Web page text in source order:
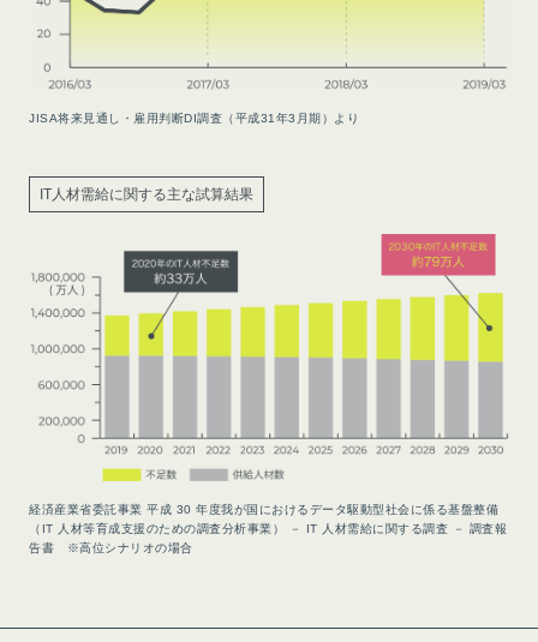
JISA将来見通し・雇用判断DI調査（平成31年3月期）より
IT人材需給に関する主な試算結果
経済産業省委託事業 平成 30 年度我が国におけるデータ駆動型社会に係る基盤整備
（IT 人材等育成支援のための調査分析事業） － IT 人材需給に関する調査 － 調査報
告書 ※高位シナリオの場合